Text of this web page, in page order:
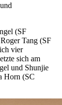
(SF
Tang (SF
vier
sich am
und Shunjie
Horn (SC